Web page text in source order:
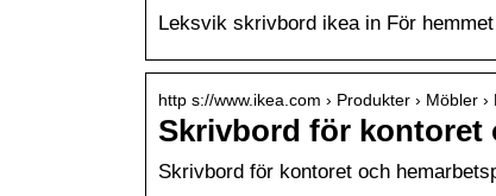
Leksvik skrivbord ikea in För
http s://www.ikea.com › Produkter › Möbler ›
Skrivbord för kontoret
Skrivbord för kontoret och